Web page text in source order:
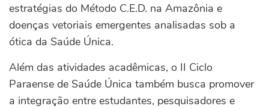
estratégias do Método C.E.D. na Amazônia e
doenças vetoriais emergentes analisadas sob a
ótica da Saúde Única.
Além das atividades acadêmicas, o II Ciclo
Paraense de Saúde Única também busca promover
a integração entre estudantes, pesquisadores e